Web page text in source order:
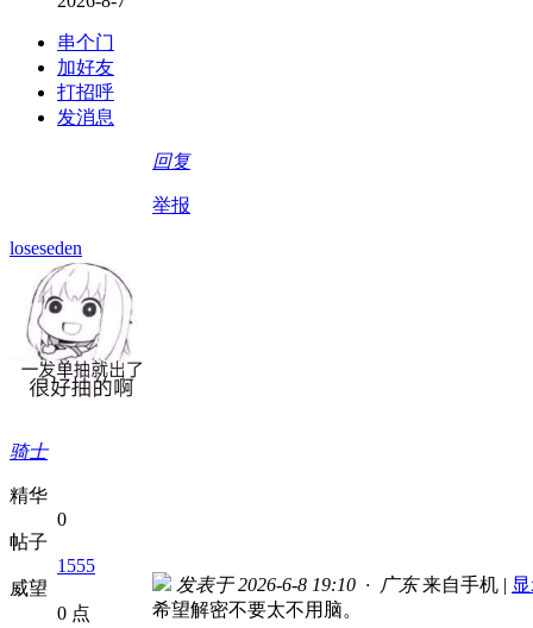
串个门
加好友
打招呼
发消息
回复
举报
loseseden
骑士
精华
0
帖子
1555
威望
0 点
发表于 2026-6-8 19:10 · 广东 来自手机 |
希望解密不要太不用脑。